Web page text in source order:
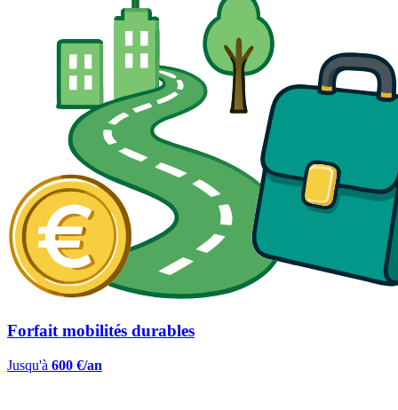
Forfait mobilités durables
Jusqu'à 600 €/an